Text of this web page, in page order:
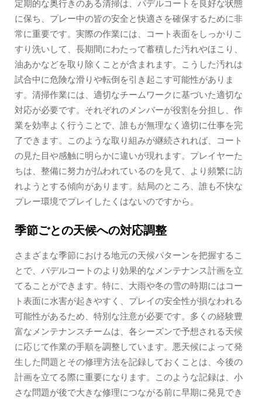
定期的な奥行きのある清掃は、パデルコートを良好な状態
に保ち、プレー中の皆の安全と快適さを確保するために非
常に重要です。実際の作業には、コート表面をしっかりこ
すり洗いして、長期間にわたって蓄積した汚れやほこり、
油あかなどを取り除くことが含まれます。こうした汚れは
試合中に危険な滑りや転倒を引き起こす可能性がありま
す。清掃作業には、適切なチームワークに基づいた適切な
対応が必要です。それぞれのメンバーが役割を分担し、作
業を効率よく行うことで、誰もが無理なく適切に仕事を完
了できます。このような取り組みが継続されれば、コート
の見た目や感触に明らかに違いが現れます。プレイヤーた
ちは、整備に努力が払われているのを見て、より頻繁に訪
れようとする傾向があります。結局のところ、誰も不快な
プレー環境でプレイしたくはないのですから。
季節ごとの天候への対応調整
さまざまな季節における地元の天候パターンを把握するこ
とで、パデルコートのより効果的なメンテナンス計画を立
てることができます。特に、大雨や冬の雪の時期にはコー
ト表面に水害が起きやすく、プレイの安全性が損なわれる
可能性があるため、特別な注意が必要です。多くの経験豊
富なメンテナンスチームは、各シーズンで予想される天候
に応じて作業の手順を調整しています。悪天候によって発
生した問題とその修理方法を記録しておくことは、今後の
計画を立てる際に重要になります。このような記録は、小
さな問題が後で大きな修理につながる前に早期に発見でき